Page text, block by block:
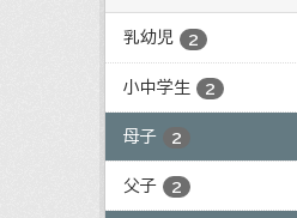
乳幼児 2
小中学生 2
母子 2
父子 2